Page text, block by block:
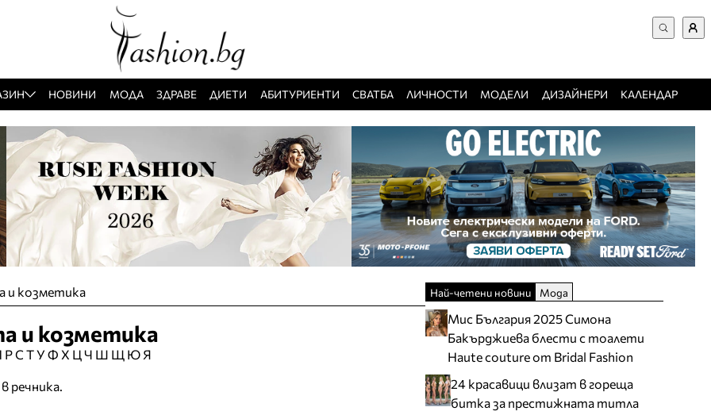
Забравена парола
Регистрация
Добавяне на фирма
Защо да се регистрирам
НОВИНИ МОДА ЗДРАВЕ ДИЕТИ АБИТУРИЕНТИ СВАТБА ЛИЧНОСТИ МОДЕЛИ ДИЗАЙНЕРИ КАЛЕНДАР
и козметика
и козметика
РС ТУФ Х Ц Ч Ш Щ Ю Я
речника.
Най-четени новини Мода
Мис България 2025 Симона
Бакърджиева блести с тоалети
Haute couture от Bridal Fashion
24 красавици влизат в гореща
битка за престижната титла